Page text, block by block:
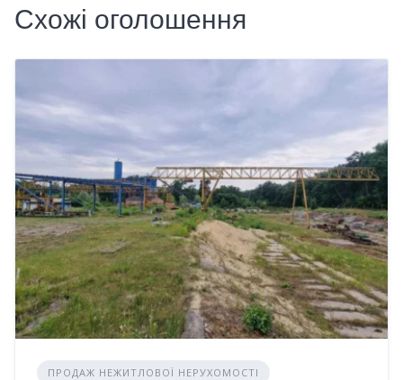
Схожі оголошення
ПРОДАЖ НЕЖИТЛОВОЇ НЕРУХОМОСТІ